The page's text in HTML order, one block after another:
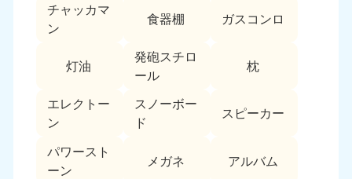
チャッカマ
ン
食器棚 ガスコンロ
灯油
発砲スチロ
ール
枕
エレクトー
ン
スノーボー
ド
スピーカー
パワースト
ーン
メガネ アルバム
050-1881-5263
9:00〜19:00 年中無休
近畿
050-1881-5250
9:00〜19:00 年中無休 9:00〜19:00 年中無休